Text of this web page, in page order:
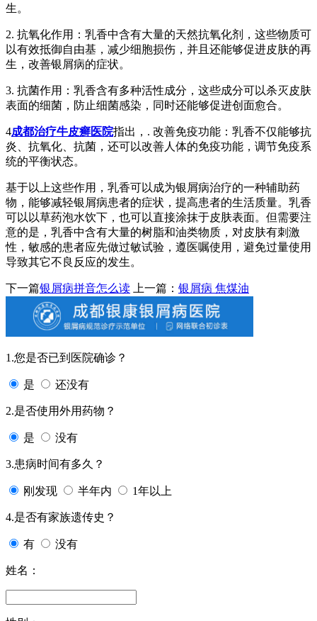
生。
2. 抗氧化作用：乳香中含有大量的天然抗氧化剂，这些物质可
以有效抵御自由基，减少细胞损伤，并且还能够促进皮肤的再
生，改善银屑病的症状。
3. 抗菌作用：乳香含有多种活性成分，这些成分可以杀灭皮肤
表面的细菌，防止细菌感染，同时还能够促进创面愈合。
4成都治疗牛皮癣医院指出，. 改善免疫功能：乳香不仅能够抗
炎、抗氧化、抗菌，还可以改善人体的免疫功能，调节免疫系
统的平衡状态。
基于以上这些作用，乳香可以成为银屑病治疗的一种辅助药
物，能够减轻银屑病患者的症状，提高患者的生活质量。乳香
可以以草药泡水饮下，也可以直接涂抹于皮肤表面。但需要注
意的是，乳香中含有大量的树脂和油类物质，对皮肤有刺激
性，敏感的患者应先做过敏试验，遵医嘱使用，避免过量使用
导致其它不良反应的发生。
下一篇银屑病拼音怎么读 上一篇： 银屑病 焦煤油
1.您是否已到医院确诊？
是 还没有
2.是否使用外用药物？
是 没有
3.患病时间有多久？
刚发现 半年内 1年以上
4.是否有家族遗传史？
有 没有
姓名：